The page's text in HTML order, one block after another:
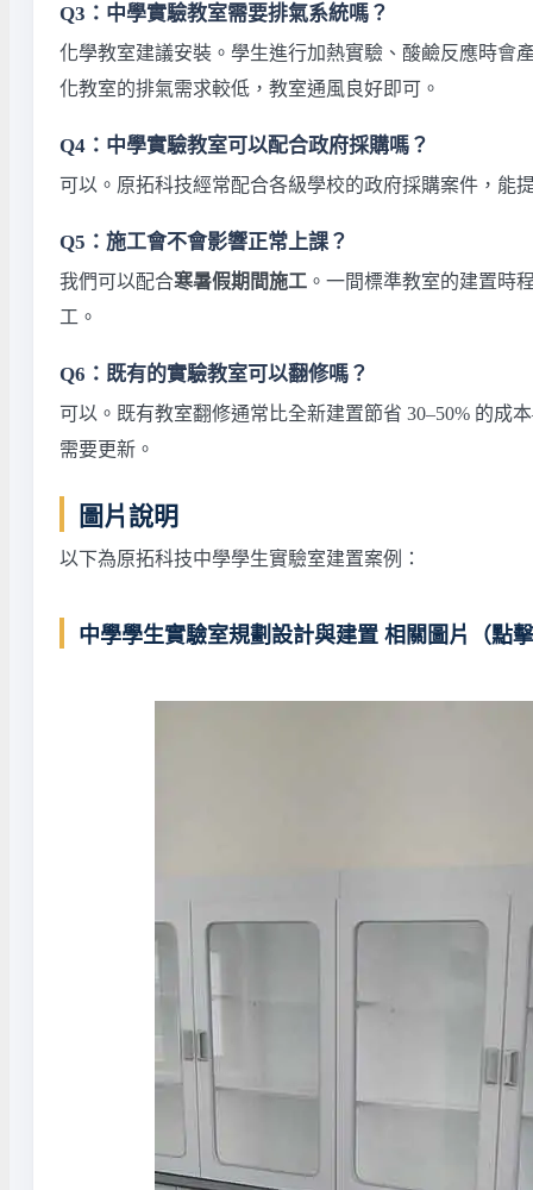
Q3：中學實驗教室需要排氣系統嗎？
化學教室建議安裝。學生進行加熱實驗、酸鹼反應時會
化教室的排氣需求較低，教室通風良好即可。
Q4：中學實驗教室可以配合政府採購嗎？
可以。原拓科技經常配合各級學校的政府採購案件，能
Q5：施工會不會影響正常上課？
我們可以配合寒暑假期間施工 。一間標準教室的建置時
工。
Q6：既有的實驗教室可以翻修嗎？
可以。既有教室翻修通常比全新建置節省 30–50% 的
需要更新。
圖片說明
以下為原拓科技中學學生實驗室建置案例：
中學學生實驗室規劃設計與建置 相關圖片（點